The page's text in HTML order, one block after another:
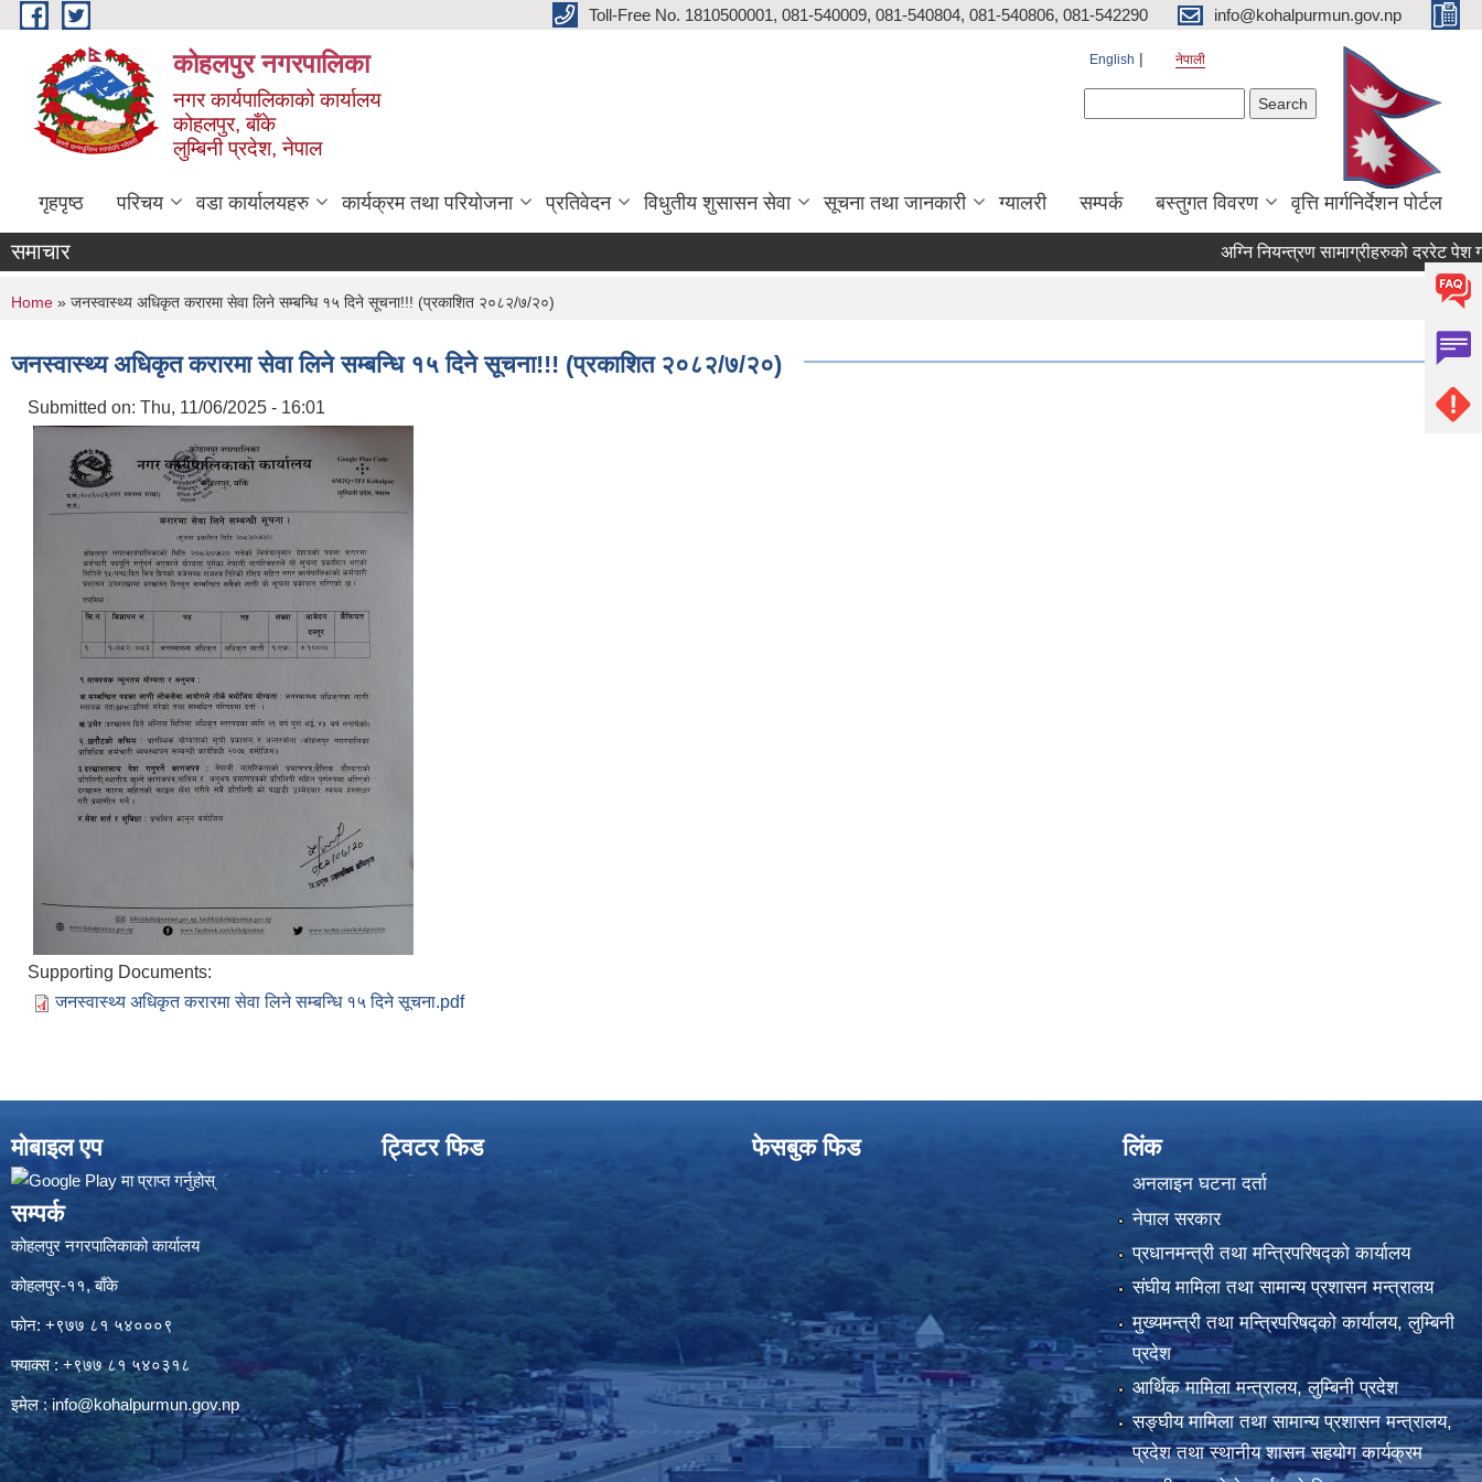
Skip to main content Toll-Free No. 1810500001, 081-540009, 081-540804, 081-540806, 081-542290 info@kohalpurmun.gov.np
कोहलपुर नगरपालिका
नगर कार्यपालिकाको कार्यालय
कोहलपुर, बाँके
लुम्बिनी प्रदेश, नेपाल
English नेपाली
गृहपृष्ठ परिचय वडा कार्यालयहरु कार्यक्रम तथा परियोजना प्रतिवेदन विधुतीय शुसासन सेवा सूचना तथा जानकारी ग्यालरी सम्पर्क बस्तुगत विवरण वृत्ति मार्गनिर्देशन पोर्टल
समाचार
You are here
Home » जनस्वास्थ्य अधिकृत करारमा सेवा लिने सम्बन्धि १५ दिने सूचना!!! (प्रकाशित २०८२/७/२०)
जनस्वास्थ्य अधिकृत करारमा सेवा लिने सम्बन्धि १५ दिने सूचना!!! (प्रकाशित २०८२/७/२०)
Submitted on: Thu, 11/06/2025 - 16:01
Supporting Documents:
जनस्वास्थ्य अधिकृत करारमा सेवा लिने सम्बन्धि १५ दिने सूचना.pdf
मोबाइल एप
सम्पर्क
कोहलपुर नगरपालिकाको कार्यालय
कोहलपुर-११, बाँके
फोन: +९७७ ८१ ५४०००९
फ्याक्स : +९७७ ८१ ५४०३१८
इमेल :info@kohalpurmun.gov.np
ट्विटर फिड फेसबुक फिड लिंक
अनलाइन घटना दर्ता
नेपाल सरकार
प्रधानमन्त्री तथा मन्त्रिपरिषद्को कार्यालय
संघीय मामिला तथा सामान्य प्रशासन मन्त्रालय
मुख्यमन्त्री तथा मन्त्रिपरिषद्को कार्यालय, लुम्बिनी
प्रदेश
आर्थिक मामिला मन्त्रालय, लुम्बिनी प्रदेश
सङ्घीय मामिला तथा सामान्य प्रशासन मन्त्रालय,
प्रदेश तथा स्थानीय शासन सहयोग कार्यक्रम